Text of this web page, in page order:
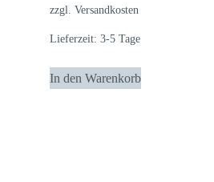
zzgl.Versandkosten
Lieferzeit:3-5 Tage
In den Warenkorb